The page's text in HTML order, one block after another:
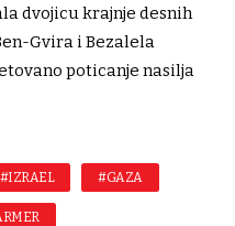
dvojicu krajnje desnih
Gvira i Bezalela
poticanje nasilja
#IZRAEL #GAZA